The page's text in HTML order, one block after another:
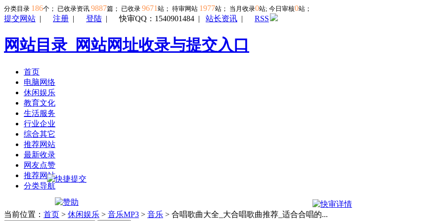
分类目录 186个； 已收录资讯 9887篇； 已收录 9671 站； 待审网站 1977站； 当月收录0站; 今日审核0站；
提交网站 | 注册 | 登陆 |快审QQ：1540901484 | 站长资讯 | RSS
网站目录_网站网址收录与提交入口
首页
电脑网络
休闲娱乐
教育文化
生活服务
行业企业
综合其它
推荐网站
最新收录
网友点赞
推荐网站
分类导航
当前位置： 首页 > 休闲娱乐 > 音乐MP3 > 音乐 > 合唱歌曲大全_大合唱歌曲推荐_适合合唱的...